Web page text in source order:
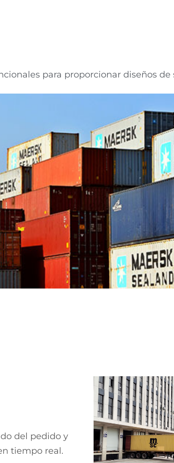
para proporcionar diseños
del pedido y
tiempo real.